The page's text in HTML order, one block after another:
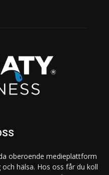
oberoende medieplattform
hälsa. Hos oss får du koll